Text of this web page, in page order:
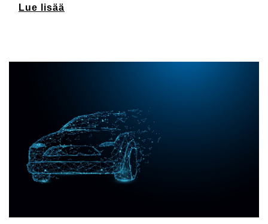
Lue lisää